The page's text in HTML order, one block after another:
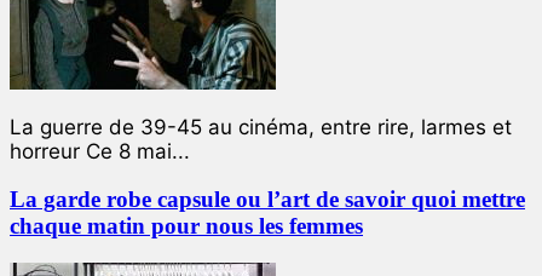
La guerre de 39-45 au cinéma, entre rire, larmes et
horreur Ce 8 mai...
La garde robe capsule ou l’art de savoir quoi mettre
chaque matin pour nous les femmes